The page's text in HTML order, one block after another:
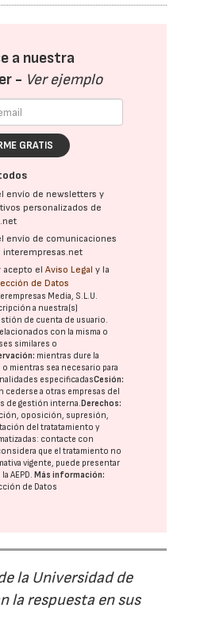
a nuestra
- Ver ejemplo
GRATIS
envío de newsletters y
personalizados de
envío de comunicaciones
interempresas.net
acepto elAviso Legal y la
de Datos
Media, S.L.U.
a nuestra(s)
de cuenta de usuario.
con la misma o
similares o
mientras dure la
mientras sea necesario para
especificadasCesión:
cederse a otras empresas del
de gestión interna. Derechos:
oposición, supresión,
del tratatamiento y
contacte con
que el tratamiento no
vigente, puede presentar
laAEPD. Más información:
de Datos
la Universidad de
la respuesta en sus